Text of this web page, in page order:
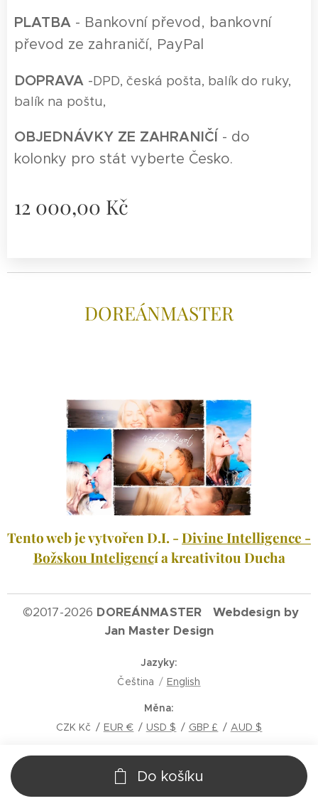
PLATBA - Bankovní převod, bankovní
převod ze zahraničí, PayPal
DOPRAVA -DPD, česká pošta, balík do ruky,
balík na poštu,
OBJEDNÁVKY ZE ZAHRANIČÍ - do
kolonky pro stát vyberte Česko.
12 000,00 Kč
Do košíku
DOREÁNMASTER
Tento web je vytvořen D.I. -Divine Intelligence -
Božskou Inteligencí a kreativitou Ducha
©2017-2026 DOREÁNMASTER Webdesign by
Jan Master Design
Jazyky
Čeština
English
Měna
CZK Kč
EUR € USD $ GBP £ AUD $